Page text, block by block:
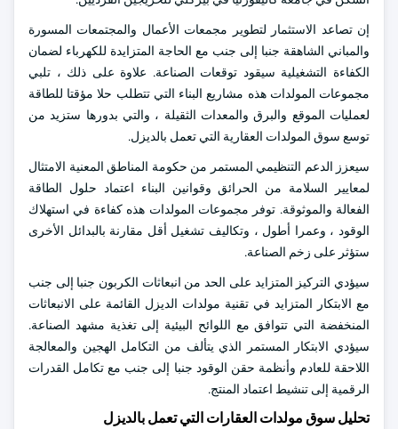
إن تصاعد الاستثمار لتطوير مجمعات الأعمال والمجتمعات المسورة
والمباني الشاهقة جنبا إلى جنب مع الحاجة المتزايدة للكهرباء لضمان
الكفاءة التشغيلية سيقود توقعات الصناعة. علاوة على ذلك ، تلبي
مجموعات المولدات هذه مشاريع البناء التي تتطلب حلا مؤقتا للطاقة
لعمليات الموقع والبرق والمعدات الثقيلة ، والتي بدورها ستزيد من
توسع سوق المولدات العقارية التي تعمل بالديزل.
سيعزز الدعم التنظيمي المستمر من حكومة المناطق المعنية الامتثال
لمعايير السلامة من الحرائق وقوانين البناء اعتماد حلول الطاقة
الفعالة والموثوقة. توفر مجموعات المولدات هذه كفاءة في استهلاك
الوقود ، وعمرا أطول ، وتكاليف تشغيل أقل مقارنة بالبدائل الأخرى
ستؤثر على زخم الصناعة.
سيؤدي التركيز المتزايد على الحد من انبعاثات الكربون جنبا إلى جنب
مع الابتكار المتزايد في تقنية مولدات الديزل القائمة على الانبعاثات
المنخفضة التي تتوافق مع اللوائح البيئية إلى تغذية مشهد الصناعة.
سيؤدي الابتكار المستمر الذي يتألف من التكامل الهجين والمعالجة
اللاحقة للعادم وأنظمة حقن الوقود جنبا إلى جنب مع تكامل القدرات
الرقمية إلى تنشيط اعتماد المنتج.
تحليل سوق مولدات العقارات التي تعمل بالديزل